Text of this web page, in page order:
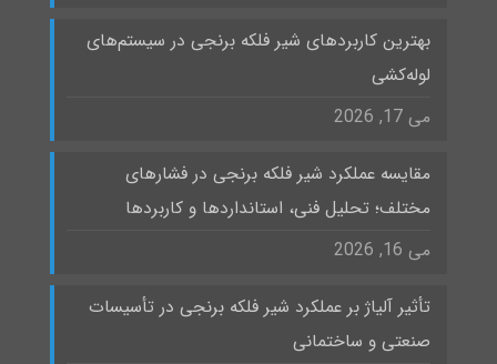
بهترین کاربردهای شیر فلکه برنجی در سیستم‌های
لوله‌کشی
می 17, 2026
مقایسه عملکرد شیر فلکه برنجی در فشارهای
مختلف؛ تحلیل فنی، استانداردها و کاربردها
می 16, 2026
تأثیر آلیاژ بر عملکرد شیر فلکه برنجی در تأسیسات
صنعتی و ساختمانی